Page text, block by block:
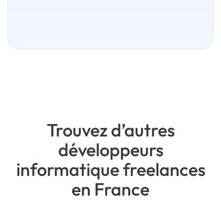
Trouvez d’autres
développeurs
informatique freelances
en France